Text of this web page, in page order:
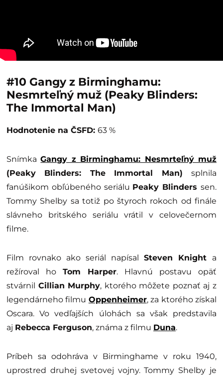
#10 Gangy z Birminghamu:
Nesmrteľný muž (Peaky Blinders:
The Immortal Man)
Hodnotenie na ČSFD: 63 %
SnímkaGangy z Birminghamu: Nesmrteľný muž
(Peaky Blinders: The Immortal Man) splnila
fanúšikom obľúbeného seriálu Peaky Blinderssen.
Tommy Shelby sa totiž po štyroch rokoch od finále
slávneho britského seriálu vrátil v celovečernom
filme.
Film rovnako ako seriál napísal Steven Knight a
režíroval ho Tom Harper. Hlavnú postavu opäť
stvárnil Cillian Murphy, ktorého môžete poznať aj z
legendárneho filmu Oppenheimer, za ktorého získal
Oscara. Vo vedľajších úlohách sa však predstavila
aj Rebecca Ferguson, známa z filmu Duna.
Príbeh sa odohráva v Birminghame v roku 1940,
uprostred druhej svetovej vojny. Tommy Shelby je